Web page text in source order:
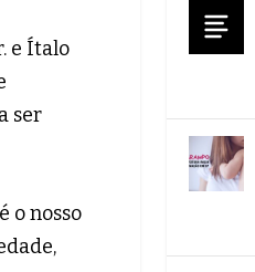
e Ítalo
ser
o nosso